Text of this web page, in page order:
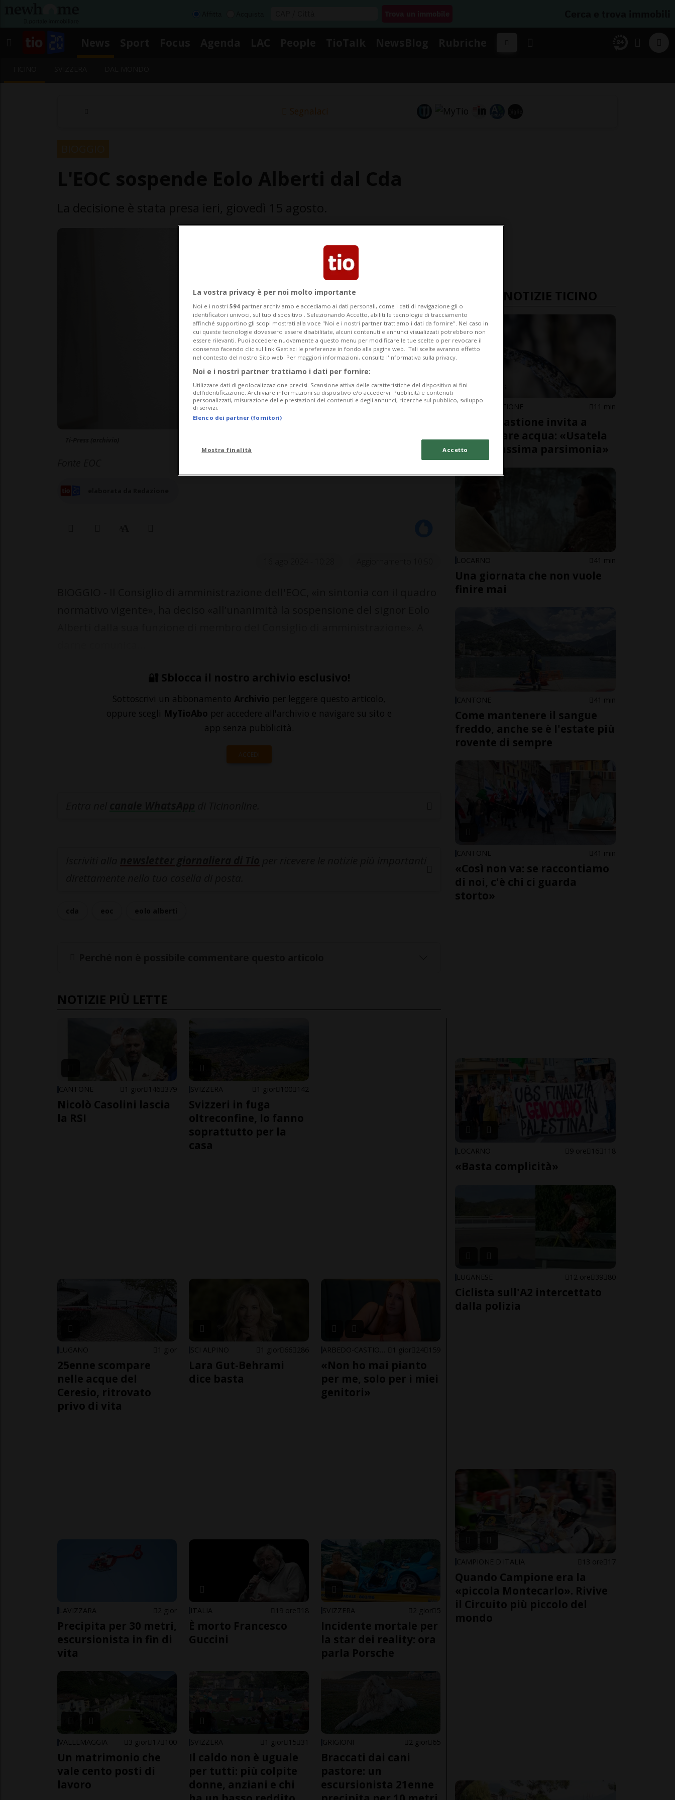
Segnalaci
🔐 Sblocca il nostro archivio esclusivo!
Sottoscrivi un abbonamento Archivio per leggere questo articolo,
oppure scegli MyTioAbo per accedere all'archivio e navigare su sito e
app senza pubblicità.
ACCEDI
NOTIZIE PIÙ LETTE
CANTONE 1 gior 146 379
Nicolò Casolini lascia
la RSI
SVIZZERA 1 gior 100 142
Svizzeri in fuga
oltreconfine, lo fanno
soprattutto per la
casa
LUGANO 1 gior
25enne scompare
nelle acque del
Ceresio, ritrovato
privo di vita
SCI ALPINO 1 gior 66 286
Lara Gut-Behrami
dice basta
1 gior 24 159
«Non ho mai pianto
per me, solo per i miei
genitori»
LAVIZZARA 2 gior
Precipita per 30 metri,
escursionista in fin di
vita
ITALIA 19 ore 18
È morto Francesco
Guccini
SVIZZERA 2 gior 5
Incidente mortale per
la star dei reality: ora
parla Porsche
VALLEMAGGIA 3 gior 17 100
Un matrimonio che
vale cento posti di
lavoro
SVIZZERA 1 gior 15 31
Il caldo non è uguale
per tutti: più colpite
donne, anziani e chi
GRIGIONI 2 gior 65
Braccati dai cani
pastore: un
escursionista 21enne
ULTIME NOTIZIE TICINO
ARBEDO-CASTIONE 11 min
Arbedo-Castione invita a
risparmiare acqua: «Usatela
con la massima parsimonia»
LOCARNO 41 min
Una giornata che non vuole
finire mai
CANTONE 41 min
Come mantenere il sangue
freddo, anche se è l'estate più
rovente di sempre
CANTONE 41 min
«Così non va: se raccontiamo
di noi, c'è chi ci guarda
storto»
LOCARNO 9 ore 16 118
«Basta complicità»
LUGANESE 12 ore 39 80
Ciclista sull'A2 intercettato
dalla polizia
CAMPIONE D'ITALIA 13 ore 17
Quando Campione era la
«piccola Montecarlo». Rivive
il Circuito più piccolo del
mondo
La vostra privacy è per noi molto importante
Noi e i nostri 594 partner archiviamo e accediamo ai dati personali, come i dati di navigazione gli o
identificatori univoci, sul tuo dispositivo . Selezionando Accetto, abiliti le tecnologie di tracciamento
affinché supportino gli scopi mostrati alla voce "Noi e i nostri partner trattiamo i dati da fornire". Nel caso in
cui queste tecnologie dovessero essere disabilitate, alcuni contenuti e annunci visualizzati potrebbero non
essere rilevanti. Puoi accedere nuovamente a questo menu per modificare le tue scelte o per revocare il
consenso facendo clic sul link Gestisci le preferenze in fondo alla pagina web.. Tali scelte avranno effetto
nel contesto del nostro Sito web. Per maggiori informazioni, consulta l'Informativa sulla privacy.
Noi e i nostri partner trattiamo i dati per fornire:
Utilizzare dati di geolocalizzazione precisi. Scansione attiva delle caratteristiche del dispositivo ai fini
dell’identificazione. Archiviare informazioni su dispositivo e/o accedervi. Pubblicità e contenuti
personalizzati, misurazione delle prestazioni dei contenuti e degli annunci, ricerche sul pubblico, sviluppo
di servizi.
Elenco dei partner (fornitori)
Mostra finalità Accetto